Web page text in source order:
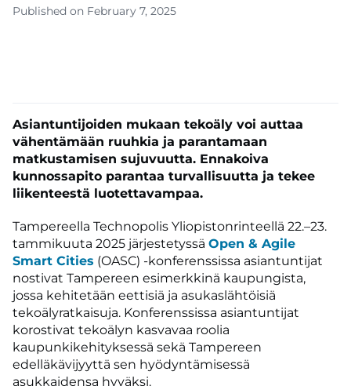
Published on February 7, 2025
Asiantuntijoiden mukaan tekoäly voi auttaa
vähentämään ruuhkia ja parantamaan
matkustamisen sujuvuutta. Ennakoiva
kunnossapito parantaa turvallisuutta ja tekee
liikenteestä luotettavampaa.
Tampereella Technopolis Yliopistonrinteellä 22.–23.
tammikuuta 2025 järjestetyssä Open & Agile
Smart Cities (OASC) -konferenssissa asiantuntijat
nostivat Tampereen esimerkkinä kaupungista,
jossa kehitetään eettisiä ja asukaslähtöisiä
tekoälyratkaisuja. Konferenssissa asiantuntijat
korostivat tekoälyn kasvavaa roolia
kaupunkikehityksessä sekä Tampereen
edelläkävijyyttä sen hyödyntämisessä
asukkaidensa hyväksi.